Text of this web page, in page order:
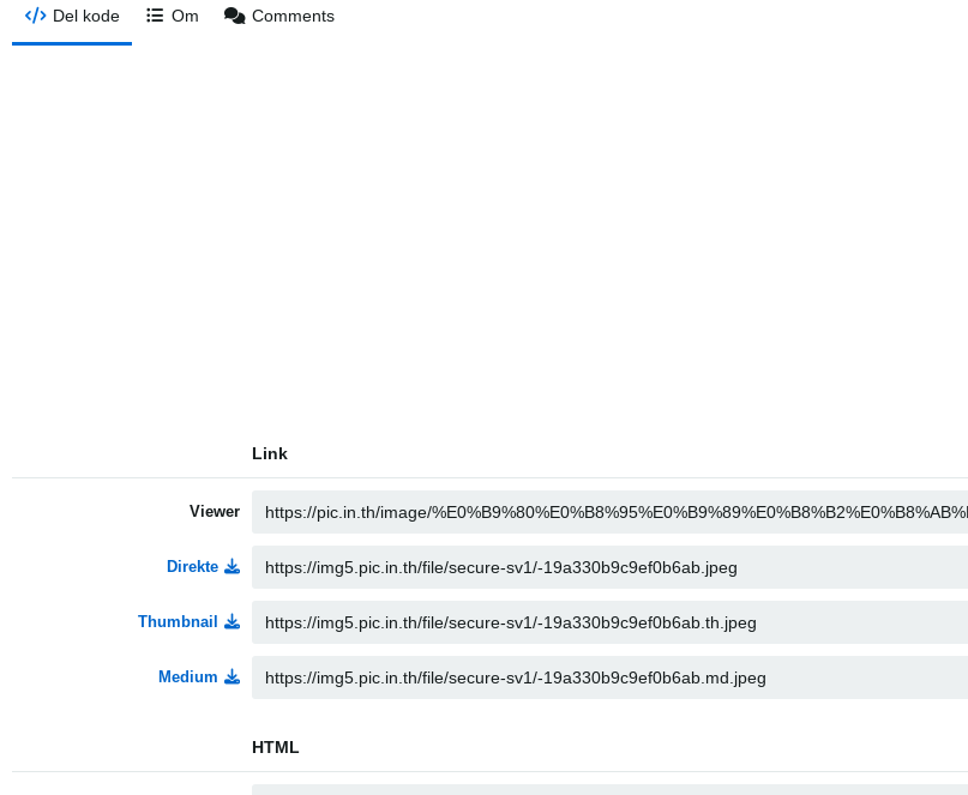
Del kode Om Comments
Link
Viewer
Direkte
Thumbnail
Medium
HTML